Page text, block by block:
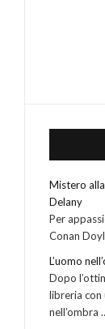
Mistero
Delany
Per
Conan
L’uomo
Dopo
libreria con
nell’ombra